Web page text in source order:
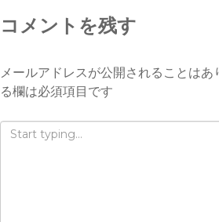
コメントを残す
メールアドレスが公開されることはあ
る欄は必須項目です